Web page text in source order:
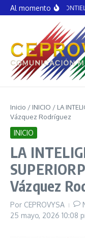
Saltar al contenido
Al momento
ELDA
Inicio / INICIO / LA
Vázquez Rodríguez
INICIO
LA
Vázquez
Por CEPROVYSA
25 mayo, 2026 10:08